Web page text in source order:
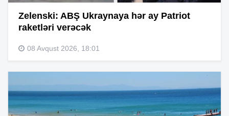
Zelenski: ABŞ Ukraynaya hər ay Patriot
raketləri verəcək
08 Avqust 2026, 18:01